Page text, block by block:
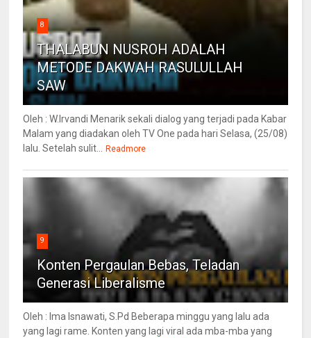
8
THALABUN NUSROH ADALAH
METODE DAKWAH RASULULLAH
SAW
Oleh : W.Irvandi Menarik sekali dialog yang terjadi pada Kabar
Malam yang diadakan oleh TV One pada hari Selasa, (25/08)
lalu. Setelah sulit...
Readmore
9
Konten Pergaulan Bebas, Teladan
Generasi Liberalisme
Oleh : Ima Isnawati, S.Pd Beberapa minggu yang lalu ada
yang lagi rame. Konten yang lagi viral ada mba-mba yang